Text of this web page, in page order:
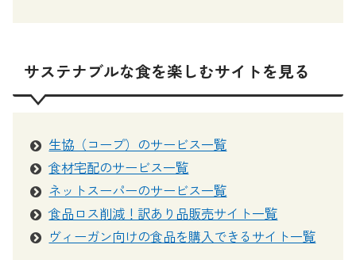
サステナブルな食を楽しむサイトを見る
生協（コープ）のサービス一覧
食材宅配のサービス一覧
ネットスーパーのサービス一覧
食品ロス削減！訳あり品販売サイト一覧
ヴィーガン向けの食品を購入できるサイト一覧